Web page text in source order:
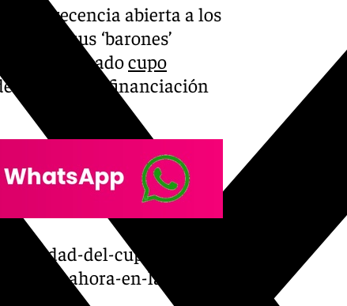
abierta a los
con sus ‘barones’
el llamadocupo
negociar la financiación
del-cupo-catalan-
como-ahora-en-las-ccaa/